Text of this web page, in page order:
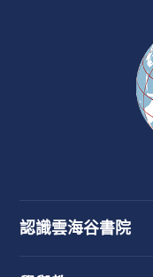
認識雲海谷書院